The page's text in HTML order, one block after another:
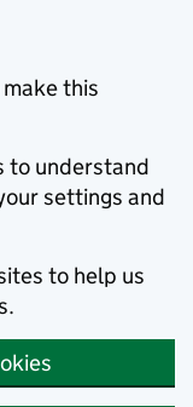
this
to understand
settings and
to help us